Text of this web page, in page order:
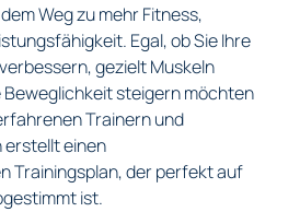
Weg zu mehr Fitness,
Egal, ob Sie Ihre
gezielt Muskeln
steigern möchten
Trainern und
erstellt einen
Trainingsplan, der perfekt auf
ist.